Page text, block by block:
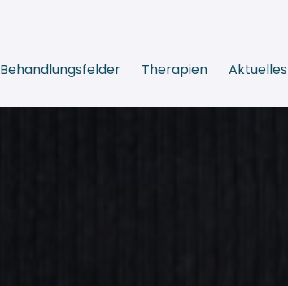
Behandlungsfelder Therapien Aktuelles